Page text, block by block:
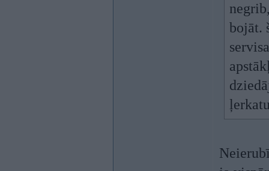
bojāt.